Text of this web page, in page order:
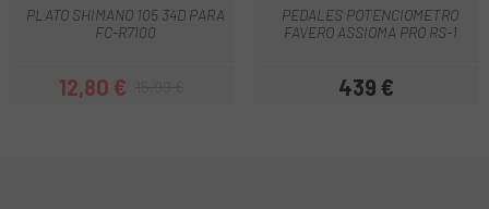
PLATO SHIMANO 105 34D PARA
FC-R7100
Precio
12,80 €Precio regular
PEDALES POTENCIOMETRO
FAVERO ASSIOMA PRO RS-1
Precio
439 €